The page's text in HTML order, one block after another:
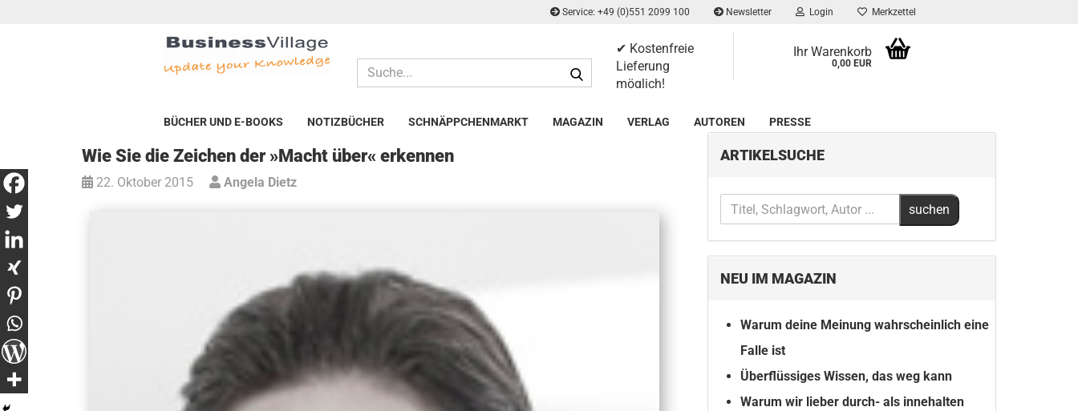
Service: +49 (0)551 2099 100 Newsletter Login Merkzettel
Suche...
✔ Kostenfreie
Lieferung
möglich!
Rückgaberecht
Ihr Warenkorb
0,00 EUR
BÜCHER UND E-BOOKS NOTIZBÜCHER SCHNÄPPCHENMARKT MAGAZIN VERLAG AUTOREN PRESSE
Wie Sie die Zeichen der »Macht über« erkennen
22. Oktober 2015 Angela Dietz
ARTIKELSUCHE
NEU IM MAGAZIN
Warum deine Meinung wahrscheinlich eine
Falle ist
Überflüssiges Wissen, das weg kann
Warum wir lieber durch- als innehalten